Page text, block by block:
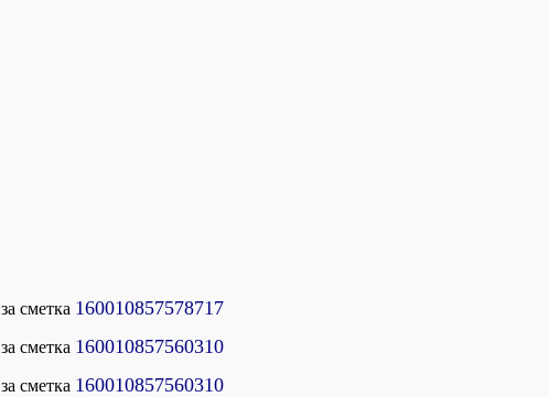
сметка 160010857578717
сметка 160010857560310
сметка 160010857560310